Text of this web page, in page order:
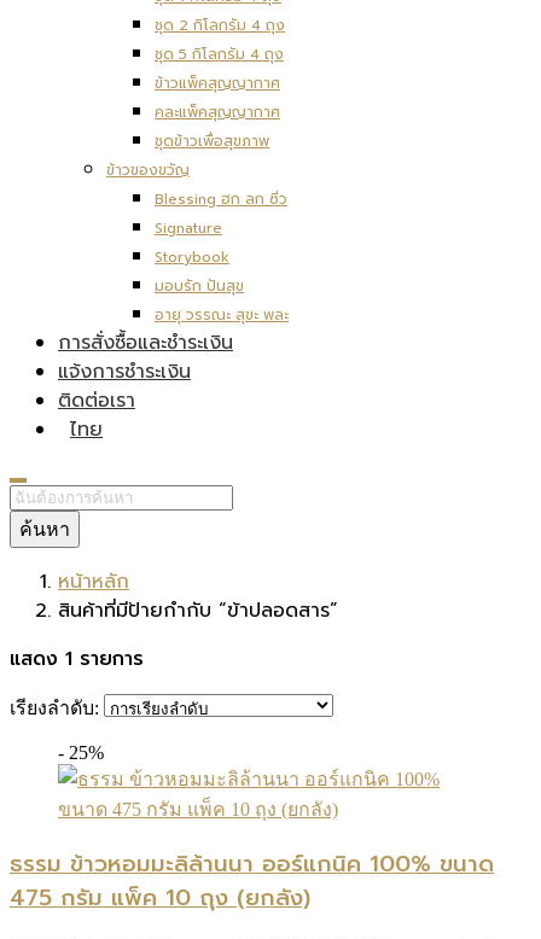
ชุด 2 กิโลกรัม 4 ถุง
ชุด 5 กิโลกรัม 4 ถุง
ข้าวแพ็คสุญญากาศ
คละแพ็คสุญญากาศ
ชุดข้าวเพื่อสุขภาพ
ข้าวของขวัญ
Blessing ฮก ลก ซิ่ว
Signature
Storybook
มอบรัก ปันสุข
อายุ วรรณะ สุขะ พละ
การสั่งซื้อและชำระเงิน
แจ้งการชำระเงิน
ติดต่อเรา
ไทย
ค้นหา
หน้าหลัก
สินค้าที่มีป้ายกำกับ “ข้าปลอดสาร”
แสดง 1 รายการ
เรียงลำดับ:
- 25%
ธรรม ข้าวหอมมะลิล้านนา ออร์แกนิค 100% ขนาด
475 กรัม แพ็ค 10 ถุง (ยกลัง)